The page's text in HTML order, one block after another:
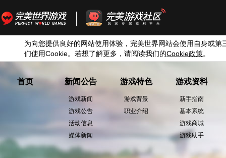
为向您提供良好的网站使用体验，完美世界网站会使用自身或第
们使用Cookie。若想了解更多，请阅读我们的Cookie政策。
首页 新闻公告
游戏新闻
游戏公告
活动信息
媒体新闻
游戏特色
游戏背景
职业介绍
游戏资料
新手指南
基本系统
游戏商城
游戏助手